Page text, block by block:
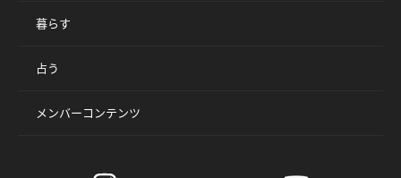
暮らす
占う
メンバーコンテンツ